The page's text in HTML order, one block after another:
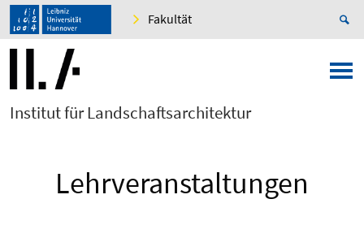
Fakultät
Institut für Landschaftsarchitektur
Lehrveranstaltungen